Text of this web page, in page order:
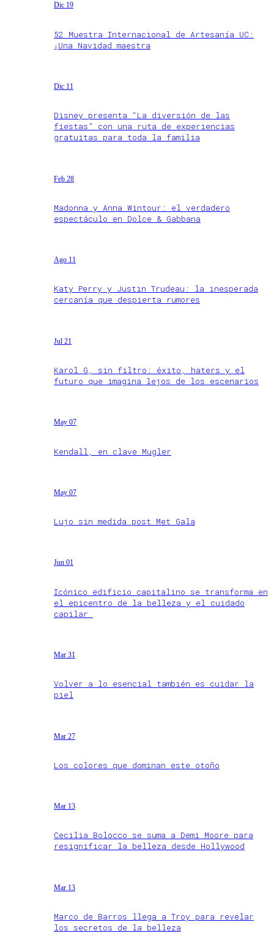
Dic 19
52 Muestra Internacional de Artesanía UC:
¡Una Navidad maestra
Dic 11
Disney presenta “La diversión de las
fiestas” con una ruta de experiencias
gratuitas para toda la familia
Feb 28
Madonna y Anna Wintour: el verdadero
espectáculo en Dolce & Gabbana
Ago 11
Katy Perry y Justin Trudeau: la inesperada
cercanía que despierta rumores
Jul 21
Karol G, sin filtro: éxito, haters y el
futuro que imagina lejos de los escenarios
May 07
Kendall, en clave Mugler
May 07
Lujo sin medida post Met Gala
Jun 01
Icónico edificio capitalino se transforma en
el epicentro de la belleza y el cuidado
capilar
Mar 31
Volver a lo esencial también es cuidar la
piel
Mar 27
Los colores que dominan este otoño
Mar 13
Cecilia Bolocco se suma a Demi Moore para
resignificar la belleza desde Hollywood
Mar 13
Marco de Barros llega a Troy para revelar
los secretos de la belleza